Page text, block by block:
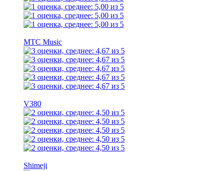
МТС Music
V380
Shimeji